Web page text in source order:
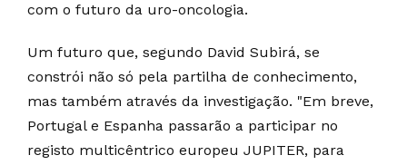
com o futuro da uro-oncologia.
Um futuro que, segundo David Subirá, se
constrói não só pela partilha de conhecimento,
mas também através da investigação. "Em breve,
Portugal e Espanha passarão a participar no
registo multicêntrico europeu JUPITER, para